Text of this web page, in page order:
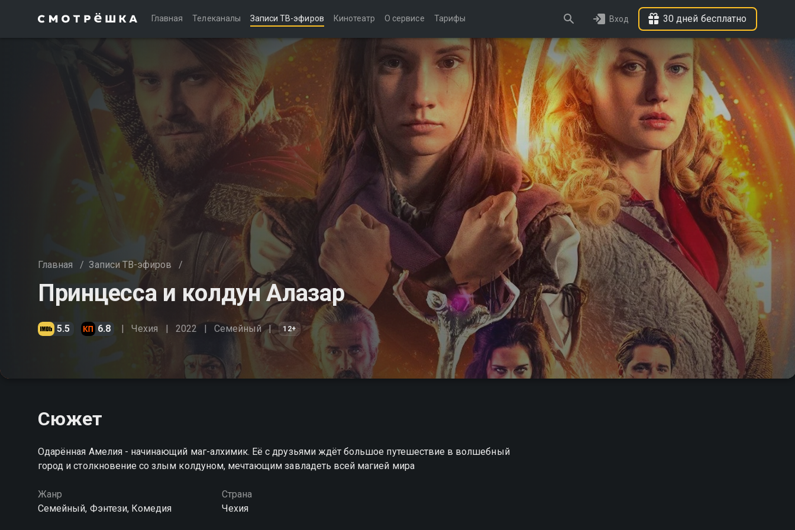
Главная Телеканалы Записи ТВ-эфиров Кинотеатр О сервисе Тарифы Вход 30 дней бесплатно
Главная / Записи ТВ-эфиров /
Принцесса и колдун Алазар
5.5 6.8 Чехия 2022 Cемейный 12+
Сюжет
Одарённая Амелия - начинающий маг-алхимик. Её с друзьями ждёт большое путешествие в волшебный
город и столкновение со злым колдуном, мечтающим завладеть всей магией мира
Жанр
Cемейный, Фэнтези, Комедия
Страна
Чехия